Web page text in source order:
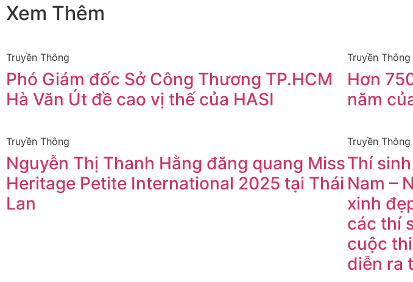
Xem Thêm
Truyền Thông
Phó Giám đốc Sở Công Thương TP.HCM
Hà Văn Út đề cao vị thế của HASI
Truyền Thông
Hơn
năm
Truyền Thông
Nguyễn Thị Thanh Hằng đăng quang Miss
Heritage Petite International 2025 tại Thái
Lan
Truyền Thông
Thí
Nam –
xinh
các thí
cuộc
diễn ra